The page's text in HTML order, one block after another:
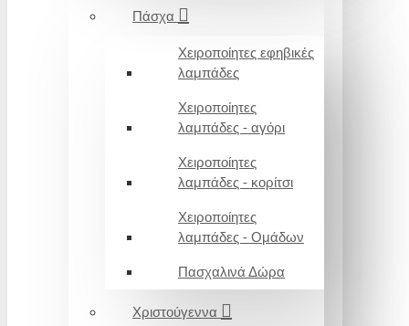
Πάσχα
Χειροποίητες εφηβικές
λαμπάδες
Χειροποίητες
λαμπάδες - αγόρι
Χειροποίητες
λαμπάδες - κορίτσι
Χειροποίητες
λαμπάδες - Ομάδων
Πασχαλινά Δώρα
Χριστούγεννα